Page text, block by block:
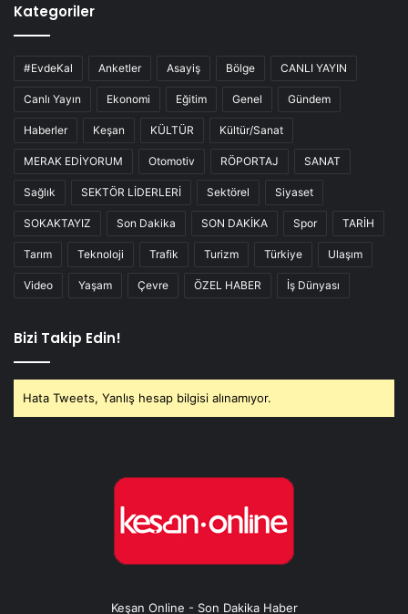
Kategoriler
#EvdeKal Anketler Asayiş Bölge CANLI YAYIN
Canlı Yayın Ekonomi Eğitim Genel Gündem
Haberler Keşan KÜLTÜR Kültür/Sanat
MERAK EDİYORUM Otomotiv RÖPORTAJ SANAT
Sağlık SEKTÖR LİDERLERİ Sektörel Siyaset
SOKAKTAYIZ Son Dakika SON DAKİKA Spor TARİH
Tarım Teknoloji Trafik Turizm Türkiye Ulaşım
Video Yaşam Çevre ÖZEL HABER İş Dünyası
Bizi Takip Edin!
Hata Tweets, Yanlış hesap bilgisi alınamıyor.
Keşan Online - Son Dakika Haber